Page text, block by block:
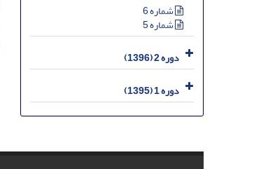
شماره 6
شماره 5
دوره 2 (1396)
دوره 1 (1395)